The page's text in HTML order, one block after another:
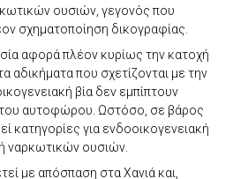
ουσιών, γεγονός που
σχηματοποίηση δικογραφίας.
αφορά πλέον κυρίως την κατοχή
αδικήματα που σχετίζονται με την
βία δεν εμπίπτουν
του αυτοφώρου. Ωστόσο, σε βάρος
κατηγορίες για ενδοοικογενειακή
ναρκωτικών ουσιών.
με απόσπαση στα Χανιά και,